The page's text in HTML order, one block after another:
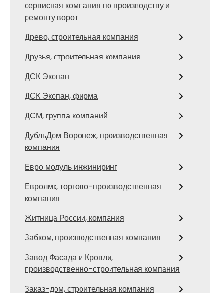
сервисная компания по производству и
ремонту ворот
Древо, строительная компания
Друзья, строительная компания
ДСК Экопан
ДСК Экопан, фирма
ДСМ, группа компаний
ДубльДом Воронеж, производственная
компания
Евро модуль инжиниринг
Евролмк, торгово-производственная
компания
Житница России, компания
Забком, производственная компания
Завод Фасада и Кровли,
производственно-строительная компания
Заказ-дом, строительная компания